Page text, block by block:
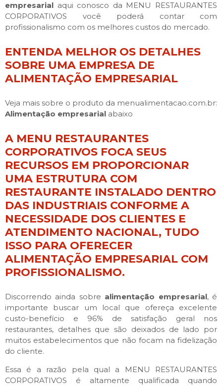
empresarial aqui conosco da MENU RESTAURANTES
CORPORATIVOS você poderá contar com
profissionalismo com os melhores custos do mercado.
ENTENDA MELHOR OS DETALHES
SOBRE UMA EMPRESA DE
ALIMENTAÇÃO EMPRESARIAL
Veja mais sobre o produto da menualimentacao.com.br:
Alimentação empresarial abaixo
A MENU RESTAURANTES
CORPORATIVOS FOCA SEUS
RECURSOS EM PROPORCIONAR
UMA ESTRUTURA COM
RESTAURANTE INSTALADO DENTRO
DAS INDUSTRIAIS CONFORME A
NECESSIDADE DOS CLIENTES E
ATENDIMENTO NACIONAL, TUDO
ISSO PARA OFERECER
ALIMENTAÇÃO EMPRESARIAL COM
PROFISSIONALISMO.
Discorrendo ainda sobre alimentação empresarial, é
importante buscar um local que ofereça excelente
custo-benefício e 96% de satisfação geral nos
restaurantes, detalhes que são deixados de lado por
muitos estabelecimentos que não focam na fidelização
do cliente.
Essa é a razão pela qual a MENU RESTAURANTES
CORPORATIVOS é altamente qualificada quando